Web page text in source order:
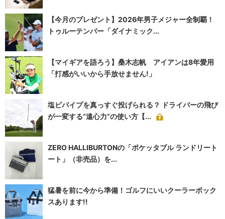
【今月のプレゼント】2026年男子メジャー全制覇！
トゥルーテンパー「ダイナミック...
【マイギアを語ろう】桑木志帆 アイアンは8年愛用
「打感がいいから手放せません!」
塩ビパイプを真っすぐ投げられる？ ドライバーの飛び
が一変する“遠心力”の使い方【...
ZERO HALLIBURTONの「ポケッタブル ランドリート
ート」（非売品）を...
猛暑を前に今から準備！ゴルフにいいクーラーボック
スあります!!